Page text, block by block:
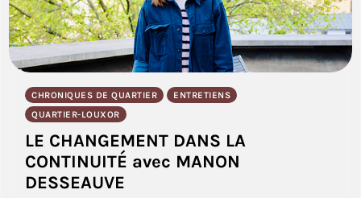
CHRONIQUES DE QUARTIER
ENTRETIENS
QUARTIER-LOUXOR
LE CHANGEMENT DANS LA
CONTINUITÉ avec MANON
DESSEAUVE